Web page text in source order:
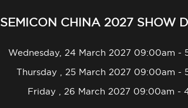
SEMICON CHINA 2027 SHOW
Wednesday, 24 March 2027 09:00am -
Thursday , 25 March 2027 09:00am -
Friday , 26 March 2027 09:00am -